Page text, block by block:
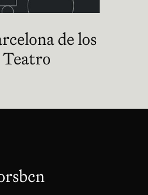
de los
Teatro